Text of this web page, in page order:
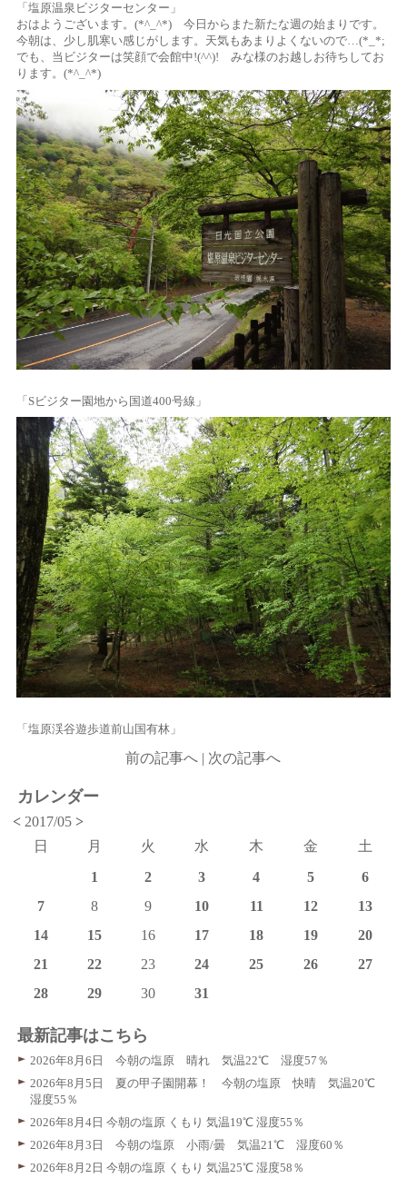
「塩原温泉ビジターセンター」
おはようございます。(*^_^*) 今日からまた新たな週の始まりです。
今朝は、少し肌寒い感じがします。天気もあまりよくないので…(*_*;
でも、当ビジターは笑顔で会館中!(^^)! みな様のお越しお待ちしてお
ります。(*^_^*)
「Sビジター園地から国道400号線」
「塩原渓谷遊歩道前山国有林」
前の記事へ | 次の記事へ
カレンダー
< 2017/05>
日
月 火 水 木 金
土
1
2 3 4 5
6
7
8 9 10 11 12
13
14
15 16 17 18 19
20
21
22 23 24 25 26
27
28
29 30 31
最新記事はこちら
2026年8月6日 今朝の塩原 晴れ 気温22℃ 湿度57％
2026年8月5日 夏の甲子園開幕！ 今朝の塩原 快晴 気温20℃
湿度55％
2026年8月4日 今朝の塩原 くもり 気温19℃ 湿度55％
2026年8月3日 今朝の塩原 小雨/曇 気温21℃ 湿度60％
2026年8月2日 今朝の塩原 くもり 気温25℃ 湿度58％